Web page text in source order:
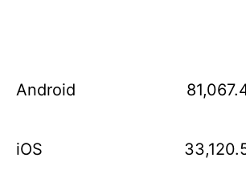
Android
iOS